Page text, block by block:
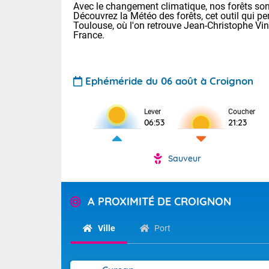
Pour la
Tendance
Avec le changement climatique, nos forêts
Découvrez la Météo des forêts, cet outil qui
Toulouse, où l'on retrouve Jean-Christophe
France.
Ephéméride du 06 août à Croignon
Lever
06:53
Coucher
21:23
Sauveur
A PROXIMITÉ DE CROIGNON
Ville Port
Voici les
22/13 Paris :
Clermont-
Limoges :
Lille : 24/12
Calme,
territoire. On